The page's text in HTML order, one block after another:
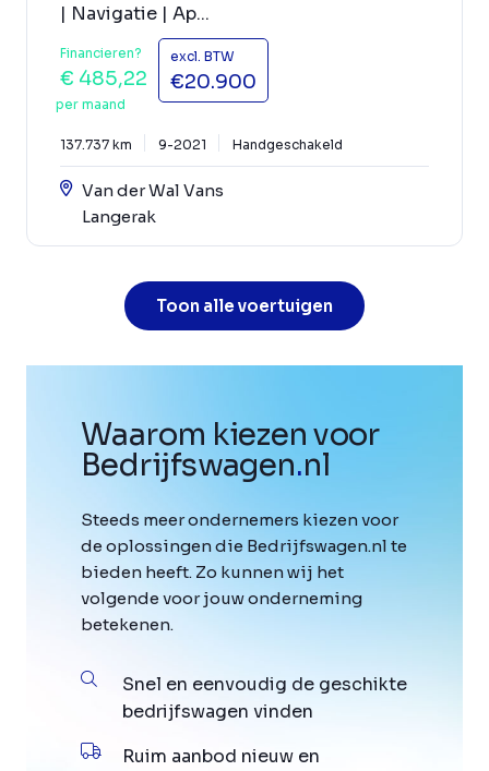
| Navigatie | Ap...
Financieren?
€ 485,22
per maand
excl. BTW
€20.900
137.737 km 9-2021 Handgeschakeld
Van der Wal Vans
Langerak
Toon alle voertuigen
Waarom kiezen voor
Bedrijfswagen.nl
Steeds meer ondernemers kiezen voor
de oplossingen die Bedrijfswagen.nl te
bieden heeft. Zo kunnen wij het
volgende voor jouw onderneming
betekenen.
Snel en eenvoudig de geschikte
bedrijfswagen vinden
Ruim aanbod nieuw en